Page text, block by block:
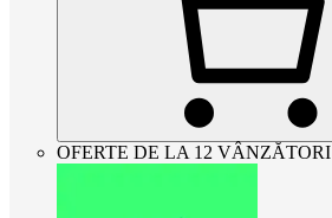
OFERTE DE LA 12 VÂNZĂTORI